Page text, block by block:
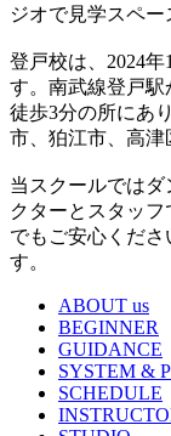
ジオで見学スペー
登戸校は、2024
す。南武線登戸駅
徒歩3分の所にあ
市、狛江市、高津
当スクールでは
クターとスタッ
でもご安心くだ
す。
ABOUT us
BEGINNER
GUIDANCE
SYSTEM &
SCHEDULE